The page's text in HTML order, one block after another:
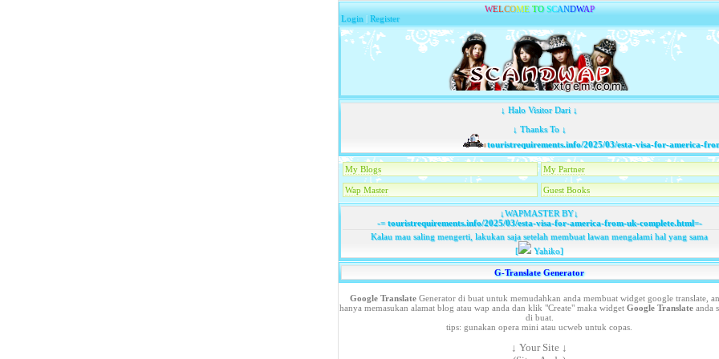
WELCOME TO SCANDWAP
Login |Register
↓ Halo Visitor Dari ↓
↓ Thanks To ↓
touristrequirements.info/2025/03/esta-visa-for-america-from-
My Blogs My Partner
Wap Master Guest Books
↓WAPMASTER BY↓
-=touristrequirements.info/2025/03/esta-visa-for-america-from-uk-complete.html=-
Kalau mau saling mengerti, lakukan saja setelah membuat lawan mengalami hal yang sama
[
Yahiko]
G-Translate Generator
Google Translate Generator di buat untuk memudahkan anda membuat widget google translate,
hanya memasukan alamat blog atau wap anda dan klik "Create" maka widget Google Translate anda
di buat.
tips: gunakan opera mini atau ucweb untuk copas.
↓ Your Site ↓